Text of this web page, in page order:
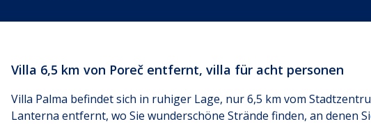
Villa 6,5 ​​km von Poreč entfernt, villa für acht personen
Villa Palma befindet sich in ruhiger Lage, nur 6,5 km vom
Lanterna entfernt, wo Sie wunderschöne Strände finden, an denen